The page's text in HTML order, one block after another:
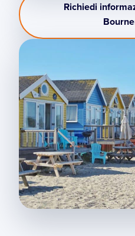
Richiedi